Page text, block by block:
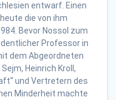
entwarf. Einen
die von ihm
Bevor Nossol zum
Professor in
dem Abgeordneten
Heinrich Kroll,
und Vertretern des
Minderheit machte